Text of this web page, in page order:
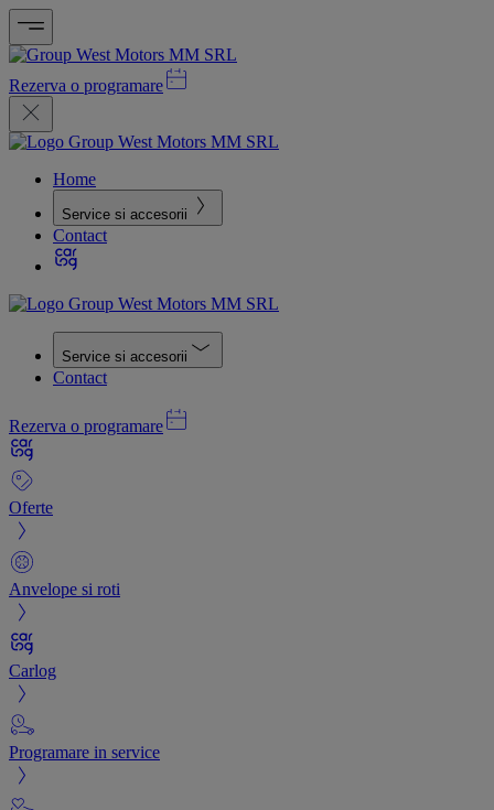
Rezerva o programare
Home
Service si accesorii
Contact
Service si accesorii
Contact
Rezerva o programare
Oferte
Anvelope si roti
Carlog
Programare in service